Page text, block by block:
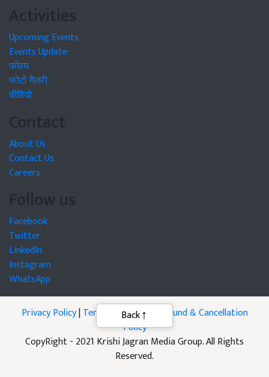
Activities
Upcoming Events
Events Update
फोरम
फोटो गैलरी
वीडियो
Contact
About Us
Contact Us
Careers
Follow us
Facebook
Twitter
LinkedIn
Instagram
WhatsApp
Privacy Policy|Terms of Service
Refund & Cancellation
Policy
CopyRight - 2021 Krishi Jagran Media Group. All Rights
Reserved.
Back